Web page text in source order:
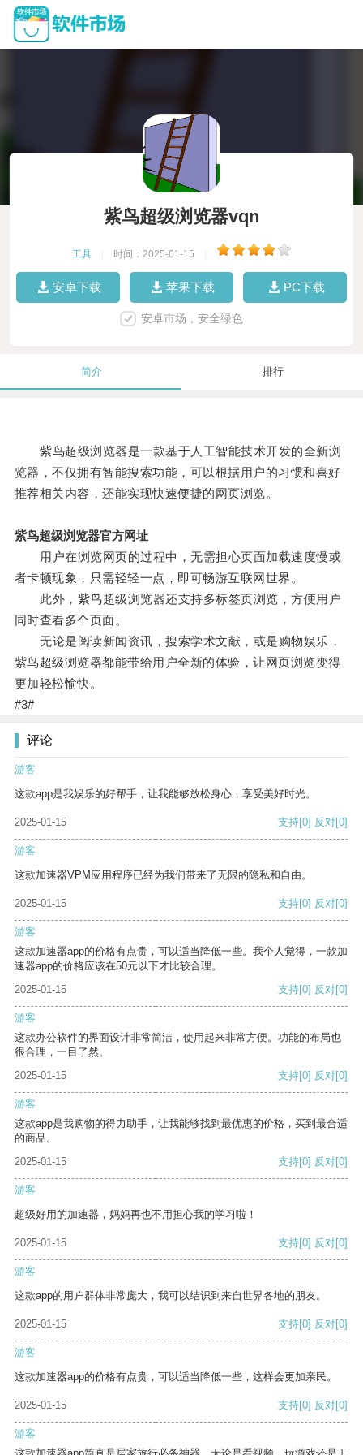
紫鸟超级浏览器vqn
工具 时间：2025-01-15
安卓下载 苹果下载 PC下载
安卓市场，安全绿色
简介 排行
紫鸟超级浏览器是一款基于人工智能技术开发的全新浏
览器，不仅拥有智能搜索功能，可以根据用户的习惯和喜好
推荐相关内容，还能实现快速便捷的网页浏览。
紫鸟超级浏览器官方网址
用户在浏览网页的过程中，无需担心页面加载速度慢或
者卡顿现象，只需轻轻一点，即可畅游互联网世界。
此外，紫鸟超级浏览器还支持多标签页浏览，方便用户
同时查看多个页面。
无论是阅读新闻资讯，搜索学术文献，或是购物娱乐，
紫鸟超级浏览器都能带给用户全新的体验，让网页浏览变得
更加轻松愉快。
#3#
评论
游客
这款app是我娱乐的好帮手，让我能够放松身心，享受美好时光。
2025-01-15 支持[0] 反对[0]
游客
这款加速器VPM应用程序已经为我们带来了无限的隐私和自由。
2025-01-15 支持[0] 反对[0]
游客
这款加速器app的价格有点贵，可以适当降低一些。我个人觉得，一款加
速器app的价格应该在50元以下才比较合理。
2025-01-15
支持[0] 反对[0]
游客
这款办公软件的界面设计非常简洁，使用起来非常方便。功能的布局也
很合理，一目了然。
2025-01-15
支持[0] 反对[0]
游客
这款app是我购物的得力助手，让我能够找到最优惠的价格，买到最合适
的商品。
2025-01-15
支持[0] 反对[0]
游客
超级好用的加速器，妈妈再也不用担心我的学习啦！
2025-01-15 支持[0] 反对[0]
游客
这款app的用户群体非常庞大，我可以结识到来自世界各地的朋友。
2025-01-15 支持[0] 反对[0]
游客
这款加速器app的价格有点贵，可以适当降低一些，这样会更加亲民。
2025-01-15 支持[0] 反对[0]
游客